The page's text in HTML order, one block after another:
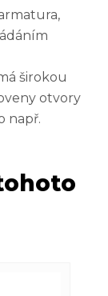
širokou
otvory
např.